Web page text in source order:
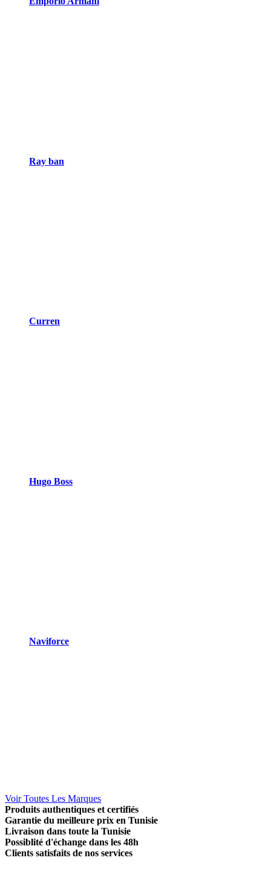
Ray ban
Curren
Hugo Boss
Naviforce
Voir Toutes Les Marques
Produits authentiques et certifiés
Garantie du meilleure prix en Tunisie
Livraison dans toute la Tunisie
Possiblité d'échange dans les 48h
Clients satisfaits de nos services